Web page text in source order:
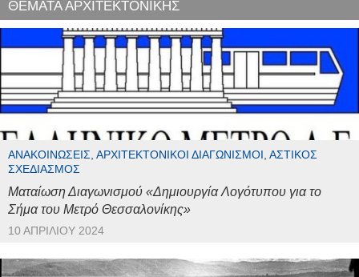
ΘΕΜΑΤΑ ΑΡΧΙΤΕΚΤΟΝΙΚΗΣ
ΑΝΑΚΟΙΝΏΣΕΙΣ, ΑΡΧΙΤΕΚΤΟΝΙΚΟΊ ΔΙΑΓΩΝΙΣΜΟΊ, ΑΣΤΙΚΌΣ
ΣΧΕΔΙΑΣΜΌΣ
Ματαίωση Διαγωνισμού «Δημιουργία Λογότυπου για το
Σήμα του Μετρό Θεσσαλονίκης»
10 ΑΠΡΙΛΊΟΥ 2024